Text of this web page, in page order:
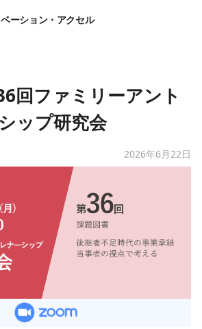
ーション・アクセル
回ファミリーアント
ップ研究会
2026年6月22日